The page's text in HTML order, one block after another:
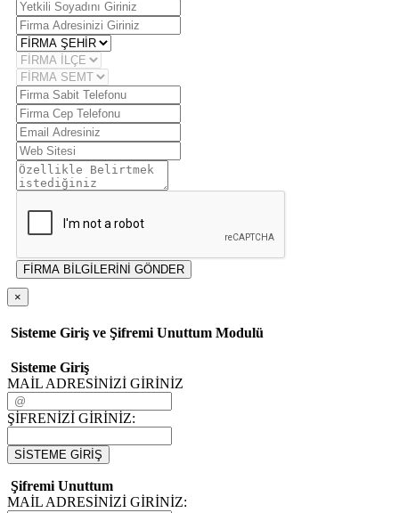
FİRMA BİLGİLERİNİ GÖNDER
×
Sisteme Giriş ve Şifremi Unuttum Modulü
Sisteme Giriş
MAİL ADRESİNİZİ GİRİNİZ
ŞİFRENİZİ GİRİNİZ:
SİSTEME GİRİŞ
Şifremi Unuttum
MAİL ADRESİNİZİ GİRİNİZ: